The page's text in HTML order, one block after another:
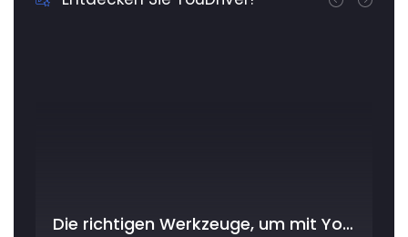
Die richtigen Werkzeuge, um mit YouDriver im Workshop am besten zu beginnen